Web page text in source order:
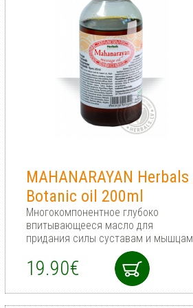
MAHANARAYAN Herbals
Botanic oil 200ml
Многокомпонентное глубоко
впитывающееся масло для
придания силы суставам и мышцам
19.90€